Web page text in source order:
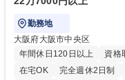
勤務地
大阪府大阪市中央区
年間休日120日以上
資格
在宅OK
完全週休2日制